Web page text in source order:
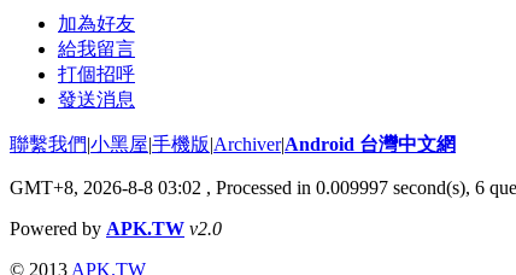
加為好友
給我留言
打個招呼
發送消息
聯繫我們|小黑屋|手機版|Archiver|Android 台灣中文網
GMT+8, 2026-8-8 03:02 , Processed in 0.009997 second(s), 6
Powered by APK.TW v2.0
© 2013 APK.TW